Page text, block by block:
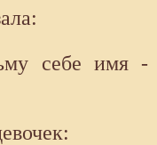
себе имя -